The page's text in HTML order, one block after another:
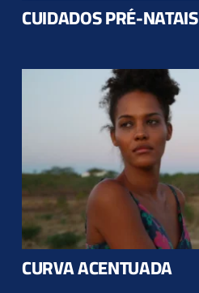
CUIDADOS PRÉ-NATAIS
CURVA ACENTUADA